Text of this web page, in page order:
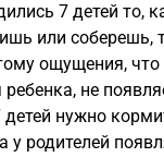
7 детей то,
или соберешь,
ощущения, что
не
детей нужно
у родителей